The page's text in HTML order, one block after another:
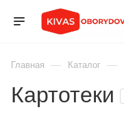
Главная — Каталог —
Картотеки